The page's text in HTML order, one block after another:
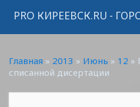
PRO КИРЕЕВСК.RU -
Главная » 2013 » Июнь » 12 »
списанной дисертации